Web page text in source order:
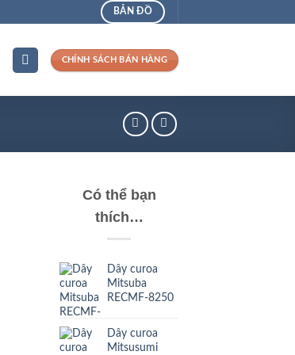
BẢN ĐỒ
CHÍNH SÁCH BÁN HÀNG
Có thể bạn
thích…
Dây curoa
Mitsuba
RECMF-8250
Dây curoa
Mitsusumi